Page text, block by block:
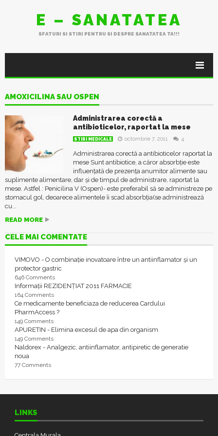
E – SANATATEA
SFATURI SI STIRI PENTRU SI DESPRE SANATATEA TA!!!
AMOXICILINA SAU OSPEN
Administrarea corectă a
antibioticelor, raportat la mese
STIRI MEDICALE octombrie 7, 2011 4
Administrarea corectă a antibioticelor raportat la
mese Sunt antibiotice, a căror absorbție este
influențată de prezența anumitor alimente sau
suplimente alimentare, dar și de timpul de administrare, raportat la
mese. Astfel : Penicilina V (Ospen)- este preferabil să se administreze pe
stomacul gol, deoarece alimentele îi scad absorbția(se administrează
cu...
READ MORE
CELE MAI COMENTATE
VIMOVO - O combinație inovatoare între un antiinflamator și un
protector gastric
646 Comments
Informații REZIDENȚIAT 2011 FARMACIE
164 Comments
Ce medicamente beneficiaza de reducerea Cardului
PharmAccess ?
149 Comments
APURETIN - Elimina excesul de apa din organism
149 Comments
Naldorex - Analgezic, antiinflamator, antipiretic de generatie
noua
77 Comments
LINKS